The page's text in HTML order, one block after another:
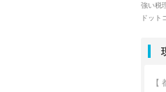
強い税
ドット
【